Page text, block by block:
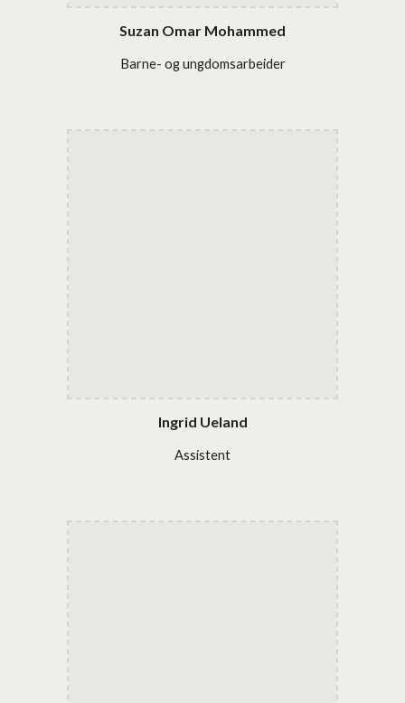
Suzan Omar Mohammed
Barne- og ungdomsarbeider
Ingrid Ueland
Assistent